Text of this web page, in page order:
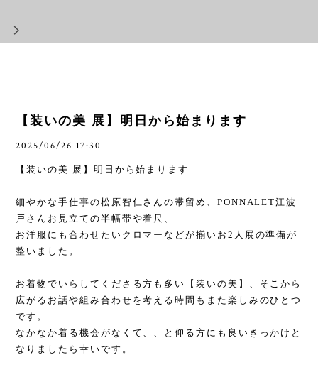
【装いの美 展】明日から始まります
2025/06/26 17:30
【装いの美 展】明日から始まります
細やかな手仕事の松原智仁さんの帯留め、 PONNALET江波
戸さんお見立ての半幅帯や着尺、
お洋服にも合わせたいクロマーなどが揃いお 2 人展の準備が
整いました。
お着物でいらしてくださる方も多い【装いの美】、そこから
広がるお話や組み合わせを考える時間もまた楽しみのひとつ
です。
なかなか着る機会がなくて、、と仰る方にも良いきっかけと
なりましたら幸いです。